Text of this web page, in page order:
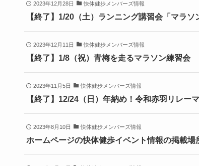
2023年12月28日 快体健歩メンバーズ情報
【終了】1/20（土）ランニング講習会「マラソ
2023年12月11日 快体健歩メンバーズ情報
【終了】1/8（祝）青梅を走るマラソン練習会
2023年11月5日 快体健歩メンバーズ情報
【終了】12/24（日）年納め！令和赤羽リレー
2023年8月10日 快体健歩メンバーズ情報
ホームページの快体健歩イベント情報の掲載場